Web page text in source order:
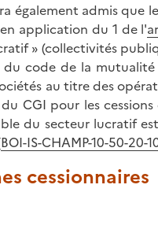
également admis
application du 1 de l'
» (collectivités
du code de la
au titre des
CGI pour les
du secteur lucratif
BOI-IS-CHAMP-10-50-20-
cessionnaires